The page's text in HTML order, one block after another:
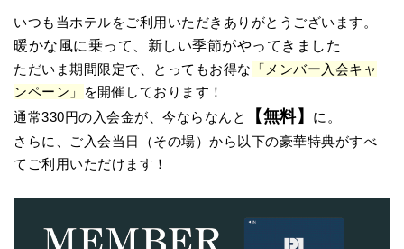
いつも当ホテルをご利用いただきありがとうございます。
暖かな風に乗って、新しい季節がやってきました
ただいま期間限定で、とってもお得な 「メンバー入会キャ
ンペーン」
を開催しております！
通常330円の入会金が、今ならなんと
【無料】
に。
さらに、ご入会当日（その場）から以下の豪華特典がすべ
てご利用いただけます！